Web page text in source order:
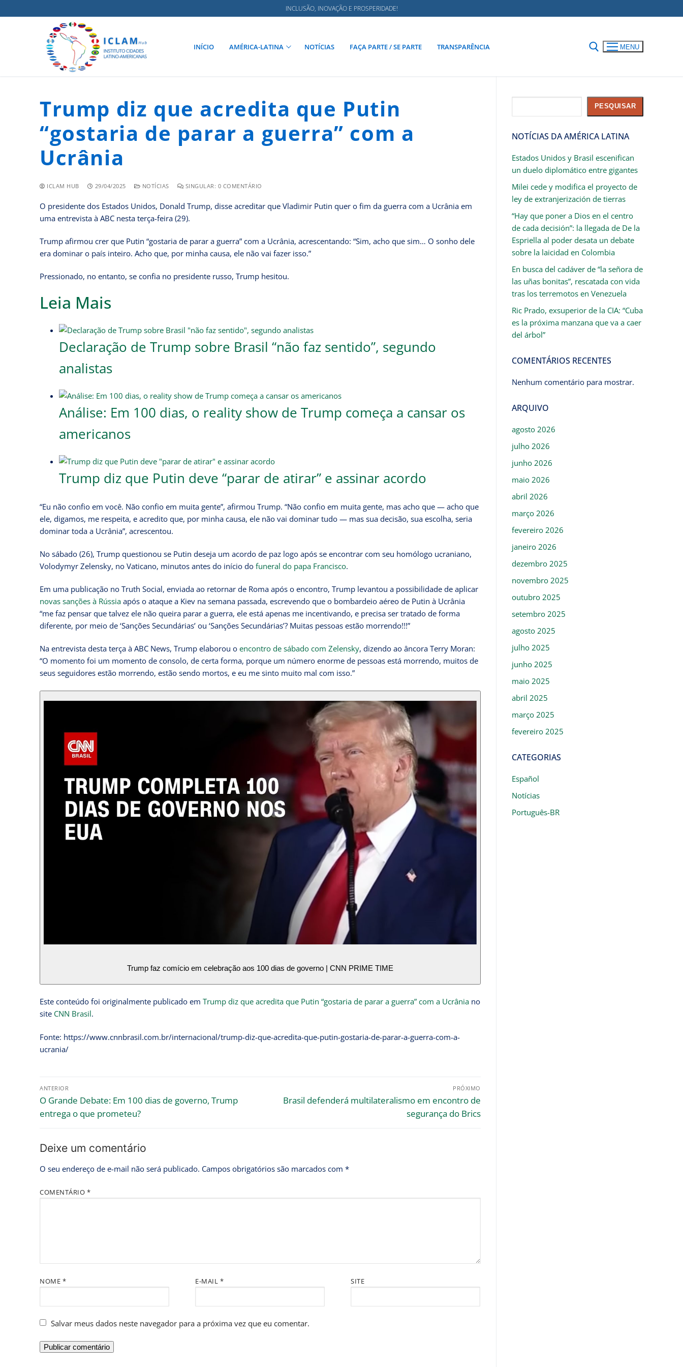
INCLUSÃO, INOVAÇÃO E PROSPERIDADE!
INÍCIO AMÉRICA-LATINA NOTÍCIAS FAÇA PARTE / SE PARTE TRANSPARÊNCIA MENU
Trump diz que acredita que Putin
“gostaria de parar a guerra” com a
Ucrânia
ICLAM HUB 29/04/2025 NOTÍCIAS SINGULAR: 0 COMENTÁRIO
O presidente dos Estados Unidos, Donald Trump, disse acreditar que Vladimir Putin quer o fim da guerra com a Ucrânia em
uma entrevista à ABC nesta terça-feira (29).
Trump afirmou crer que Putin “gostaria de parar a guerra” com a Ucrânia, acrescentando: “Sim, acho que sim… O sonho dele
era dominar o país inteiro. Acho que, por minha causa, ele não vai fazer isso.”
Pressionado, no entanto, se confia no presidente russo, Trump hesitou.
Leia Mais
Declaração de Trump sobre Brasil “não faz sentido”, segundo
analistas
Análise: Em 100 dias, o reality show de Trump começa a cansar os
americanos
Trump diz que Putin deve “parar de atirar” e assinar acordo
“Eu não confio em você. Não confio em muita gente”, afirmou Trump. “Não confio em muita gente, mas acho que — acho que
ele, digamos, me respeita, e acredito que, por minha causa, ele não vai dominar tudo — mas sua decisão, sua escolha, seria
dominar toda a Ucrânia”, acrescentou.
No sábado (26), Trump questionou se Putin deseja um acordo de paz logo após se encontrar com seu homólogo ucraniano,
Volodymyr Zelensky, no Vaticano, minutos antes do início do funeral do papa Francisco.
Em uma publicação no Truth Social, enviada ao retornar de Roma após o encontro, Trump levantou a possibilidade de aplicar
novas sanções à Rússia após o ataque a Kiev na semana passada, escrevendo que o bombardeio aéreo de Putin à Ucrânia
“me faz pensar que talvez ele não queira parar a guerra, ele está apenas me incentivando, e precisa ser tratado de forma
diferente, por meio de ‘Sanções Secundárias’ ou ‘Sanções Secundárias’? Muitas pessoas estão morrendo!!!”
Na entrevista desta terça à ABC News, Trump elaborou o encontro de sábado com Zelensky, dizendo ao âncora Terry Moran:
“O momento foi um momento de consolo, de certa forma, porque um número enorme de pessoas está morrendo, muitos de
seus seguidores estão morrendo, estão sendo mortos, e eu me sinto muito mal com isso.”
Trump faz comício em celebração aos 100 dias de governo | CNN PRIME TIME
Este conteúdo foi originalmente publicado em Trump diz que acredita que Putin “gostaria de parar a guerra” com a Ucrânia no
site CNN Brasil.
Fonte: https://www.cnnbrasil.com.br/internacional/trump-diz-que-acredita-que-putin-gostaria-de-parar-a-guerra-com-a-
ucrania/
ANTERIOR
O Grande Debate: Em 100 dias de governo, Trump
entrega o que prometeu?
PRÓXIMO
Brasil defenderá multilateralismo em encontro de
segurança do Brics
Deixe um comentário
O seu endereço de e-mail não será publicado. Campos obrigatórios são marcados com *
COMENTÁRIO *
NOME * E-MAIL * SITE
Salvar meus dados neste navegador para a próxima vez que eu comentar.
PESQUISAR
NOTÍCIAS DA AMÉRICA LATINA
Estados Unidos y Brasil escenifican
un duelo diplomático entre gigantes
Milei cede y modifica el proyecto de
ley de extranjerización de tierras
“Hay que poner a Dios en el centro
de cada decisión”: la llegada de De la
Espriella al poder desata un debate
sobre la laicidad en Colombia
En busca del cadáver de “la señora de
las uñas bonitas”, rescatada con vida
tras los terremotos en Venezuela
Ric Prado, exsuperior de la CIA: “Cuba
es la próxima manzana que va a caer
del árbol”
COMENTÁRIOS RECENTES
Nenhum comentário para mostrar.
ARQUIVO
agosto 2026
julho 2026
junho 2026
maio 2026
abril 2026
março 2026
fevereiro 2026
janeiro 2026
dezembro 2025
novembro 2025
outubro 2025
setembro 2025
agosto 2025
julho 2025
junho 2025
maio 2025
abril 2025
março 2025
fevereiro 2025
CATEGORIAS
Español
Notícias
Português-BR